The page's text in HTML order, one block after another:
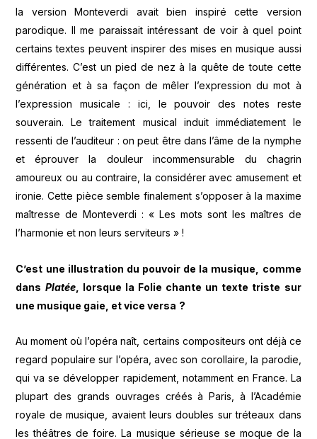
la version Monteverdi avait bien inspiré cette version
parodique. Il me paraissait intéressant de voir à quel point
certains textes peuvent inspirer des mises en musique aussi
différentes. C’est un pied de nez à la quête de toute cette
génération et à sa façon de mêler l’expression du mot à
l’expression musicale : ici, le pouvoir des notes reste
souverain. Le traitement musical induit immédiatement le
ressenti de l’auditeur : on peut être dans l’âme de la nymphe
et éprouver la douleur incommensurable du chagrin
amoureux ou au contraire, la considérer avec amusement et
ironie. Cette pièce semble finalement s’opposer à la maxime
maîtresse de Monteverdi : « Les mots sont les maîtres de
l’harmonie et non leurs serviteurs » !
C’est une illustration du pouvoir de la musique, comme
dans Platée, lorsque la Folie chante un texte triste sur
une musique gaie, et vice versa ?
Au moment où l’opéra naît, certains compositeurs ont déjà ce
regard populaire sur l’opéra, avec son corollaire, la parodie,
qui va se développer rapidement, notamment en France. La
plupart des grands ouvrages créés à Paris, à l’Académie
royale de musique, avaient leurs doubles sur tréteaux dans
les théâtres de foire. La musique sérieuse se moque de la